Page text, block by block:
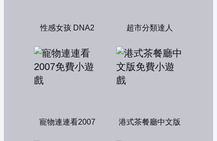
性感女孩 DNA2 超市分類達人
寵物連連看2007 港式茶餐廳中文版